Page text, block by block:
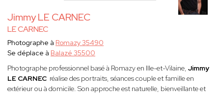
Jimmy LE CARNEC
LE CARNEC
Photographe à Romazy 35490
Se déplace à Balazé 35500
Photographe professionnel basé à Romazy en Ille-et-Vilaine, Jimmy
LE CARNEC réalise des portraits, séances couple et famille en
extérieur ou à domicile. Son approche est naturelle, bienveillante et